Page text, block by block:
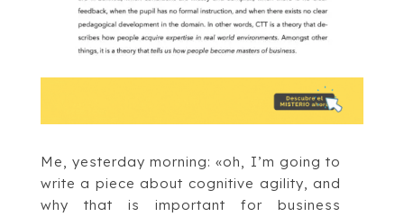
Me, yesterday morning: «oh, I’m going to
write a piece about cognitive agility, and
why that is important for business